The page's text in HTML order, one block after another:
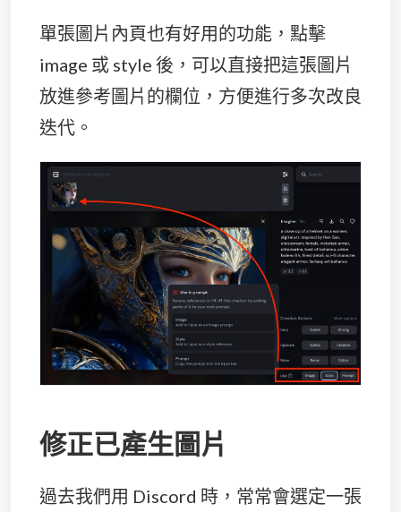
單張圖片內頁也有好用的功能，點擊
image 或 style 後，可以直接把這張圖片
放進參考圖片的欄位，方便進行多次改良
迭代。
修正已產生圖片
過去我們用 Discord 時，常常會選定一張